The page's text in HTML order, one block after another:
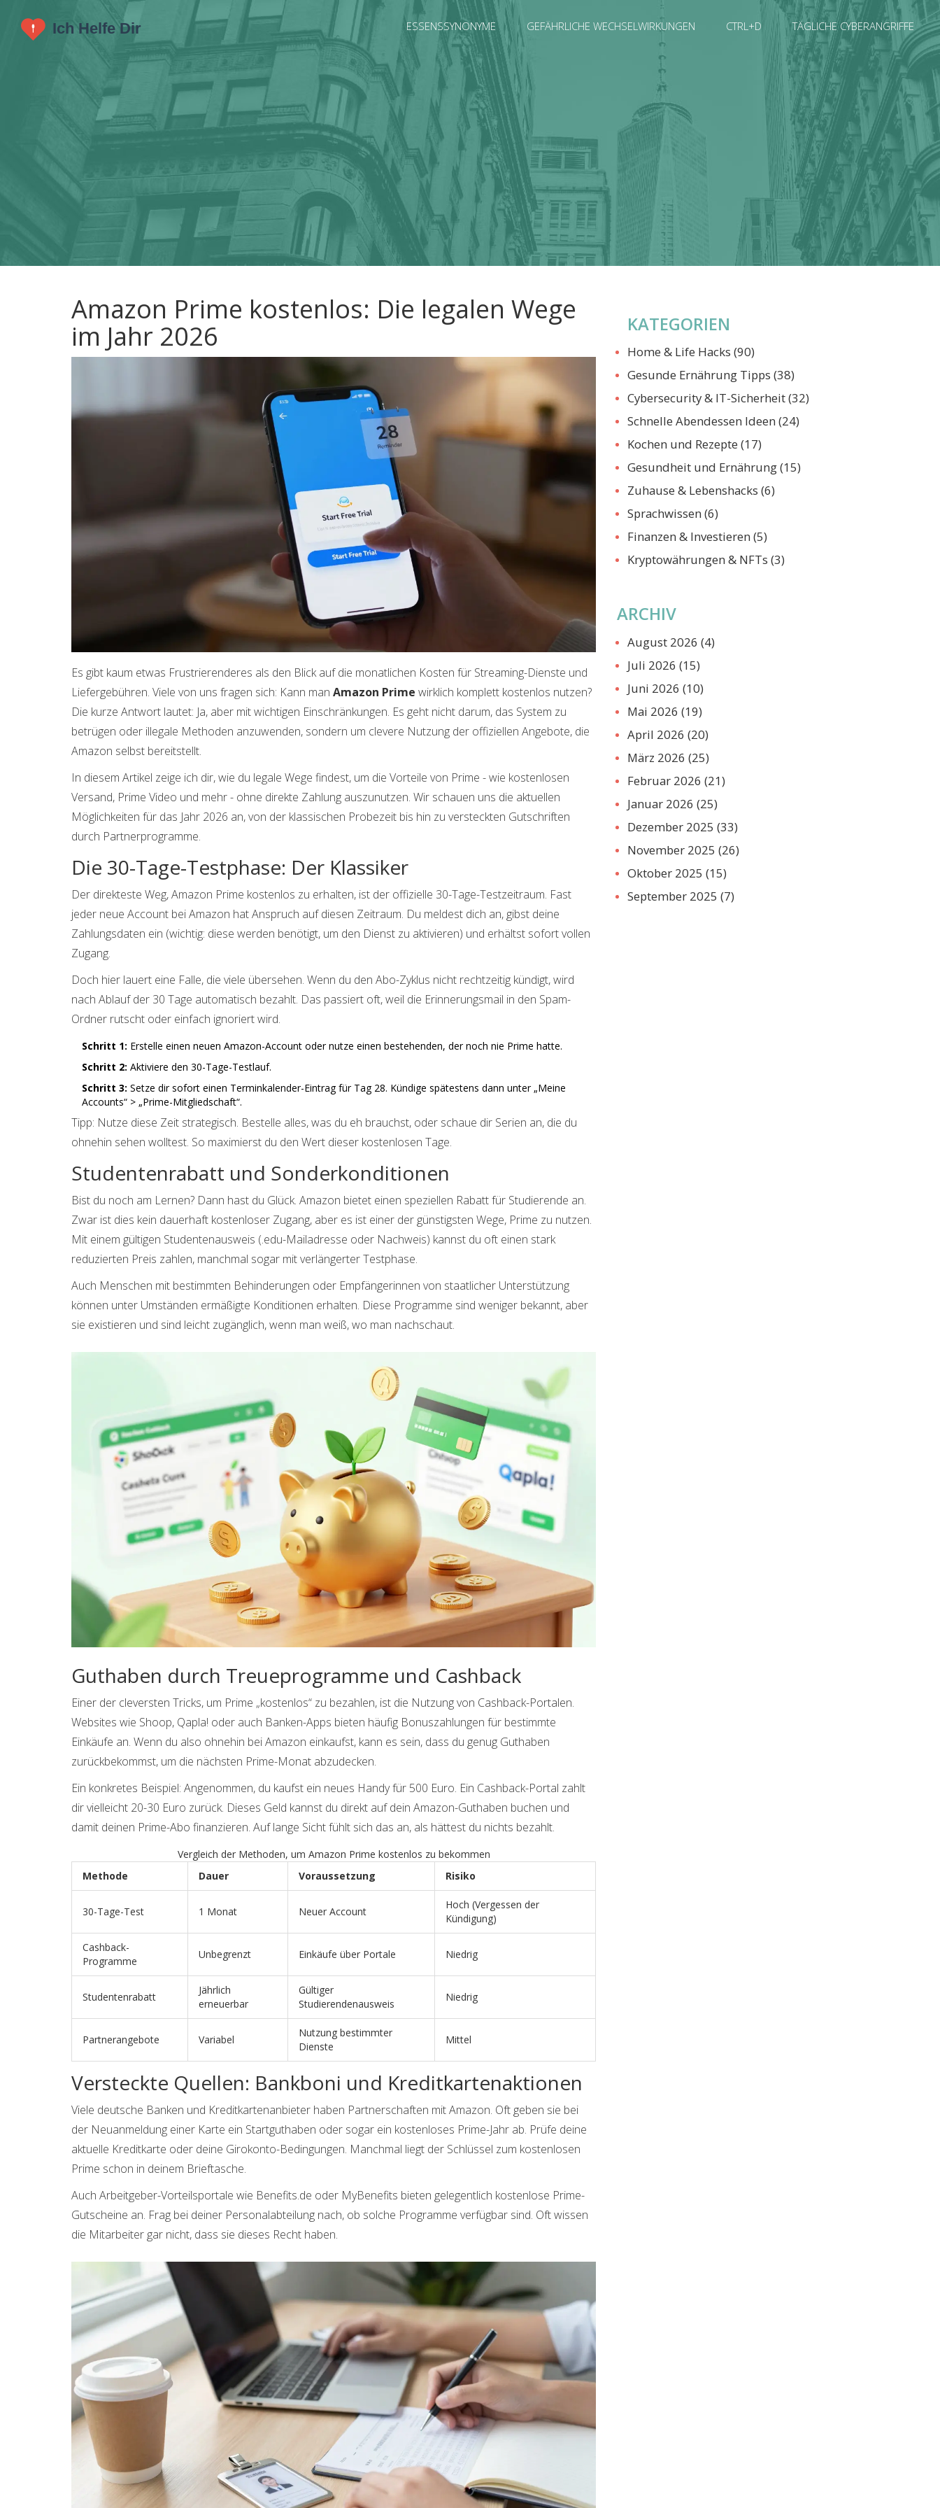
ESSENSSYNONYME GEFÄHRLICHE WECHSELWIRKUNGEN CTRL+D TÄGLICHE CYBERANGRIFFE
Amazon Prime kostenlos: Die legalen Wege
im Jahr 2026
Es gibt kaum etwas Frustrierenderes als den Blick auf die monatlichen Kosten für Streaming-Dienste und
Liefergebühren. Viele von uns fragen sich: Kann man Amazon Prime wirklich komplett kostenlos nutzen?
Die kurze Antwort lautet: Ja, aber mit wichtigen Einschränkungen. Es geht nicht darum, das System zu
betrügen oder illegale Methoden anzuwenden, sondern um clevere Nutzung der offiziellen Angebote, die
Amazon selbst bereitstellt.
In diesem Artikel zeige ich dir, wie du legale Wege findest, um die Vorteile von Prime - wie kostenlosen
Versand, Prime Video und mehr - ohne direkte Zahlung auszunutzen. Wir schauen uns die aktuellen
Möglichkeiten für das Jahr 2026 an, von der klassischen Probezeit bis hin zu versteckten Gutschriften
durch Partnerprogramme.
Die 30-Tage-Testphase: Der Klassiker
Der direkteste Weg, Amazon Prime kostenlos zu erhalten, ist der offizielle 30-Tage-Testzeitraum. Fast
jeder neue Account bei Amazon hat Anspruch auf diesen Zeitraum. Du meldest dich an, gibst deine
Zahlungsdaten ein (wichtig: diese werden benötigt, um den Dienst zu aktivieren) und erhältst sofort vollen
Zugang.
Doch hier lauert eine Falle, die viele übersehen. Wenn du den Abo-Zyklus nicht rechtzeitig kündigt, wird
nach Ablauf der 30 Tage automatisch bezahlt. Das passiert oft, weil die Erinnerungsmail in den Spam-
Ordner rutscht oder einfach ignoriert wird.
Schritt 1: Erstelle einen neuen Amazon-Account oder nutze einen bestehenden, der noch nie Prime hatte.
Schritt 2: Aktiviere den 30-Tage-Testlauf.
Schritt 3: Setze dir sofort einen Terminkalender-Eintrag für Tag 28. Kündige spätestens dann unter „Meine
Accounts“ > „Prime-Mitgliedschaft“.
Tipp: Nutze diese Zeit strategisch. Bestelle alles, was du eh brauchst, oder schaue dir Serien an, die du
ohnehin sehen wolltest. So maximierst du den Wert dieser kostenlosen Tage.
Studentenrabatt und Sonderkonditionen
Bist du noch am Lernen? Dann hast du Glück. Amazon bietet einen speziellen Rabatt für Studierende an.
Zwar ist dies kein dauerhaft kostenloser Zugang, aber es ist einer der günstigsten Wege, Prime zu nutzen.
Mit einem gültigen Studentenausweis (.edu-Mailadresse oder Nachweis) kannst du oft einen stark
reduzierten Preis zahlen, manchmal sogar mit verlängerter Testphase.
Auch Menschen mit bestimmten Behinderungen oder Empfängerinnen von staatlicher Unterstützung
können unter Umständen ermäßigte Konditionen erhalten. Diese Programme sind weniger bekannt, aber
sie existieren und sind leicht zugänglich, wenn man weiß, wo man nachschaut.
Guthaben durch Treueprogramme und Cashback
Einer der cleversten Tricks, um Prime „kostenlos“ zu bezahlen, ist die Nutzung von Cashback-Portalen.
Websites wie Shoop, Qapla! oder auch Banken-Apps bieten häufig Bonuszahlungen für bestimmte
Einkäufe an. Wenn du also ohnehin bei Amazon einkaufst, kann es sein, dass du genug Guthaben
zurückbekommst, um die nächsten Prime-Monat abzudecken.
Ein konkretes Beispiel: Angenommen, du kaufst ein neues Handy für 500 Euro. Ein Cashback-Portal zahlt
dir vielleicht 20-30 Euro zurück. Dieses Geld kannst du direkt auf dein Amazon-Guthaben buchen und
damit deinen Prime-Abo finanzieren. Auf lange Sicht fühlt sich das an, als hättest du nichts bezahlt.
Vergleich der Methoden, um Amazon Prime kostenlos zu bekommen
Methode
Dauer Voraussetzung Risiko
30-Tage-Test 1 Monat Neuer Account
Hoch (Vergessen der
Kündigung)
Cashback-
Programme
Unbegrenzt Einkäufe über Portale Niedrig
Studentenrabatt
Jährlich
erneuerbar
Gültiger
Studierendenausweis
Niedrig
Partnerangebote Variabel
Nutzung bestimmter
Dienste
Mittel
Versteckte Quellen: Bankboni und Kreditkartenaktionen
Viele deutsche Banken und Kreditkartenanbieter haben Partnerschaften mit Amazon. Oft geben sie bei
der Neuanmeldung einer Karte ein Startguthaben oder sogar ein kostenloses Prime-Jahr ab. Prüfe deine
aktuelle Kreditkarte oder deine Girokonto-Bedingungen. Manchmal liegt der Schlüssel zum kostenlosen
Prime schon in deinem Brieftasche.
Auch Arbeitgeber-Vorteilsportale wie Benefits.de oder MyBenefits bieten gelegentlich kostenlose Prime-
Gutscheine an. Frag bei deiner Personalabteilung nach, ob solche Programme verfügbar sind. Oft wissen
die Mitarbeiter gar nicht, dass sie dieses Recht haben.
KATEGORIEN
Home & Life Hacks (90)
Gesunde Ernährung Tipps (38)
Cybersecurity & IT-Sicherheit(32)
Schnelle Abendessen Ideen (24)
Kochen und Rezepte (17)
Gesundheit und Ernährung(15)
Zuhause & Lebenshacks (6)
Sprachwissen (6)
Finanzen & Investieren (5)
Kryptowährungen & NFTs (3)
ARCHIV
August 2026 (4)
Juli 2026 (15)
Juni 2026 (10)
Mai 2026 (19)
April 2026 (20)
März 2026 (25)
Februar 2026 (21)
Januar 2026 (25)
Dezember 2025 (33)
November 2025 (26)
Oktober 2025 (15)
September 2025 (7)